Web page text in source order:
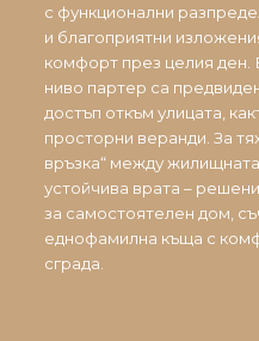
с функционални
и благоприятни
комфорт през целия ден.
ниво партер са
достъп откъм улицата,
просторни веранди. За
връзка“ между
устойчива врата –
за самостоятелен дом,
еднофамилна къща с
сграда.